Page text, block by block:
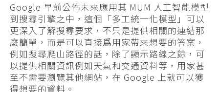
Google 早前公佈未來應用其 MUM 人工智能模型
到搜尋引擎之中，這個「多工統一化模型」可以
更深入了解搜尋要求，不只是提供相關的連結那
麼簡單，而是可以直接爲用家帶來想要的答案，
例如搜尋爬山路徑的話，除了顯示路線之餘，可
以提供相關資訊例如天氣和交通資料等，用家甚
至不需要瀏覽其他網站，在 Google 上就可以獲
得想要的資料。